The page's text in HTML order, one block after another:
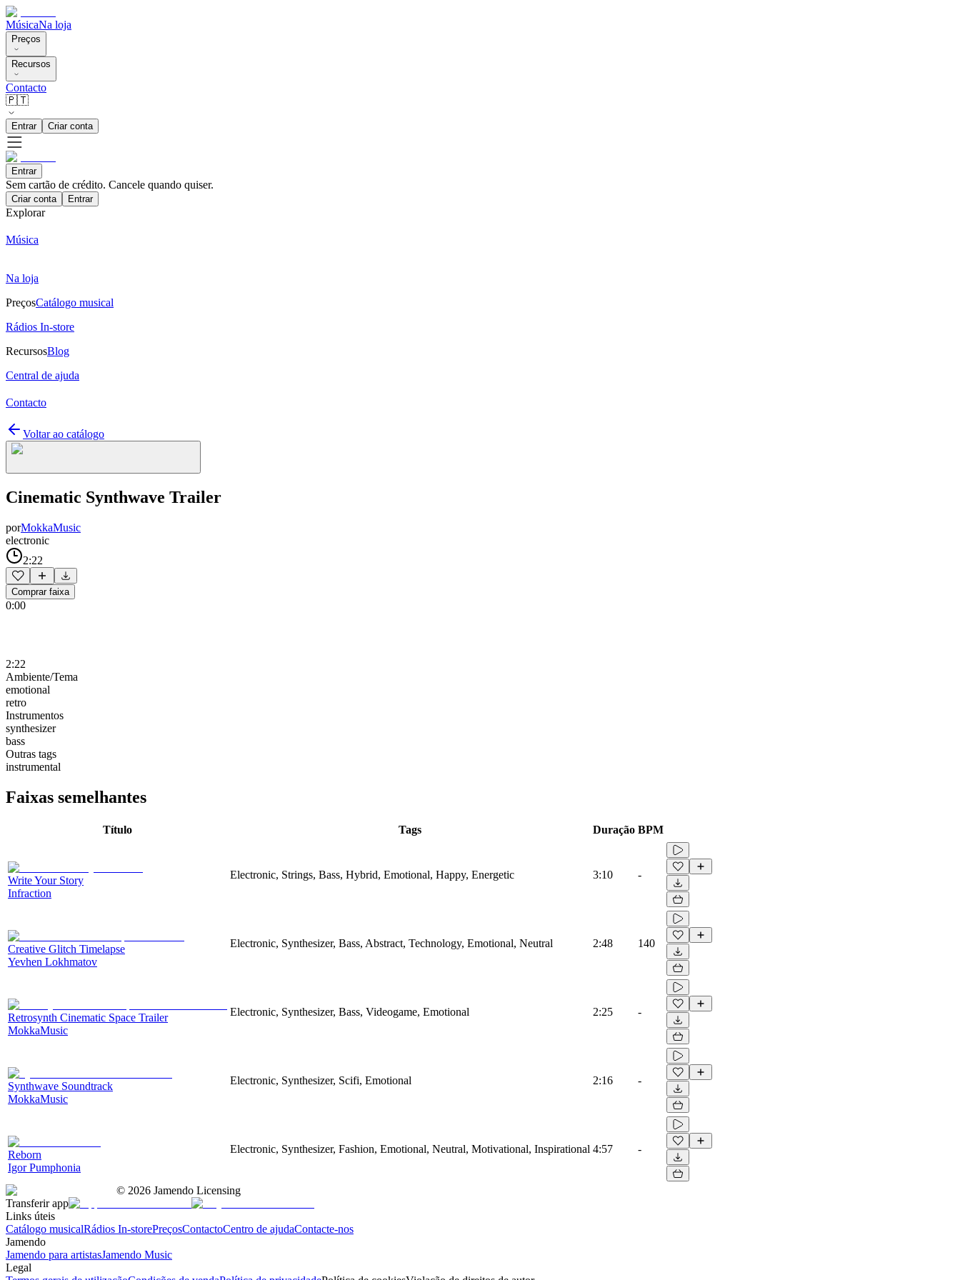
MúsicaNa loja
Preços
Recursos
Contacto
🇵🇹
Entrar Criar conta
Entrar
Sem cartão de crédito. Cancele quando quiser.
Criar conta Entrar
Explorar
Música
Na loja
PreçosCatálogo musical
Rádios In-store
RecursosBlog
Central de ajuda
Contacto
Voltar ao catálogo
Cinematic Synthwave Trailer
porMokkaMusic
electronic
2:22
Comprar faixa
0:00
2:22
Ambiente/Tema
emotional
retro
Instrumentos
synthesizer
bass
Outras tags
instrumental
Faixas semelhantes
Título Tags Duração BPM
Write Your Story
Infraction
Electronic, Strings, Bass, Hybrid, Emotional, Happy, Energetic 3:10 -
Creative Glitch Timelapse
Yevhen Lokhmatov
Electronic, Synthesizer, Bass, Abstract, Technology, Emotional, Neutral 2:48 140
Retrosynth Cinematic Space Trailer
MokkaMusic
Electronic, Synthesizer, Bass, Videogame, Emotional 2:25 -
Synthwave Soundtrack
MokkaMusic
Electronic, Synthesizer, Scifi, Emotional 2:16 -
Reborn
Igor Pumphonia
Electronic, Synthesizer, Fashion, Emotional, Neutral, Motivational, Inspirational 4:57 -
© 2026 Jamendo Licensing
Transferir app
Links úteis
Catálogo musicalRádios In-storePreçosContactoCentro de ajudaContacte-nos
Jamendo
Jamendo para artistasJamendo Music
Legal